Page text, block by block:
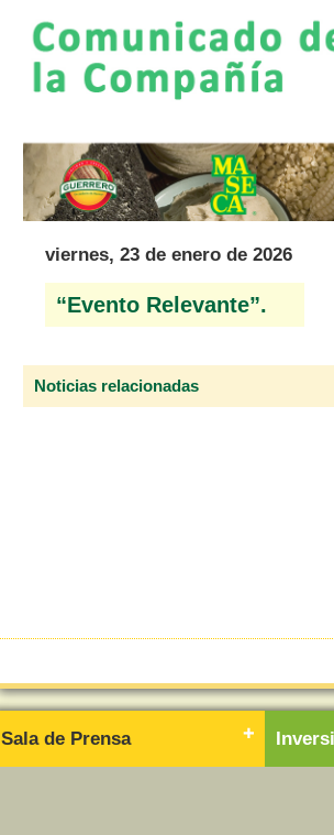
viernes, 23 de enero de 2026
“Evento Relevante”.
Noticias relacionadas
Sala de Prensa